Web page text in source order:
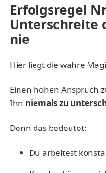
Erfolgsregel
Unterschreite
nie
Hier liegt die wahre
Einen hohen Anspruch
Ihn niemals zu
Denn das bedeutet:
Du arbeitest